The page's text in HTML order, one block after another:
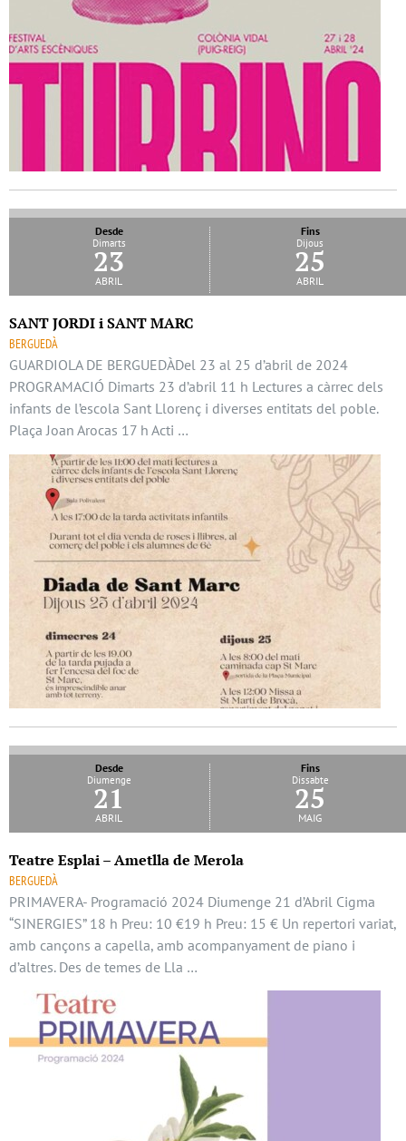
Desde
Dimarts
23
abril
Fins
Dijous
25
abril
SANT JORDI i SANT MARC
BERGUEDÀ
GUARDIOLA DE BERGUEDÀDel 23 al 25 d’abril de 2024
PROGRAMACIÓ Dimarts 23 d’abril 11 h Lectures a càrrec dels
infants de l’escola Sant Llorenç i diverses entitats del poble.
Plaça Joan Arocas 17 h Acti …
Desde
Diumenge
21
abril
Fins
Dissabte
25
maig
Teatre Esplai – Ametlla de Merola
BERGUEDÀ
PRIMAVERA- Programació 2024 Diumenge 21 d’Abril Cigma
“SINERGIES” 18 h Preu: 10 €19 h Preu: 15 € Un repertori variat,
amb cançons a capella, amb acompanyament de piano i
d’altres. Des de temes de Lla …